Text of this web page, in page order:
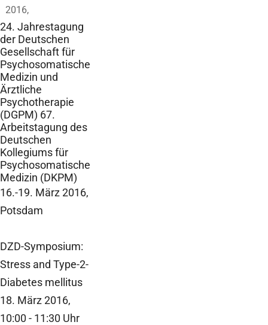
2016,
24. Jahrestagung
der Deutschen
Gesellschaft für
Psychosomatische
Medizin und
Ärztliche
Psychotherapie
(DGPM) 67.
Arbeitstagung des
Deutschen
Kollegiums für
Psychosomatische
Medizin (DKPM)
16.-19. März 2016,
Potsdam
DZD-Symposium:
Stress and Type-2-
Diabetes mellitus
18. März 2016,
10:00 - 11:30 Uhr